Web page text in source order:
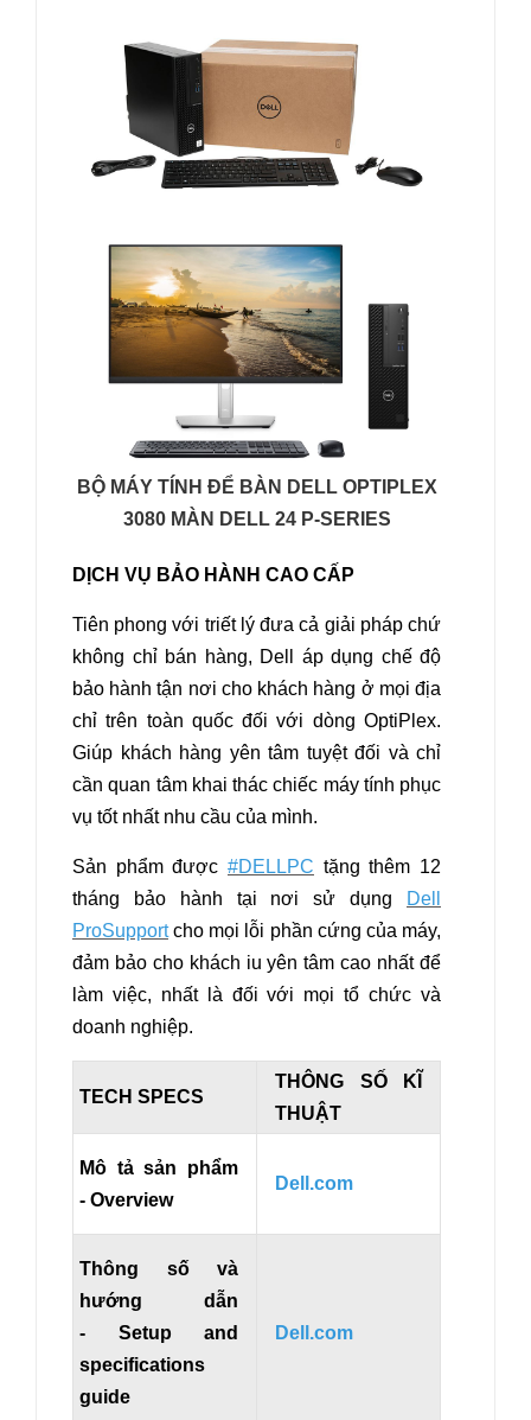
BỘ MÁY TÍNH ĐỂ BÀN DELL OPTIPLEX
3080 MÀN DELL 24 P-SERIES
DỊCH VỤ BẢO HÀNH CAO CẤP
Tiên phong với triết lý đưa cả giải pháp chứ
không chỉ bán hàng, Dell áp dụng chế độ
bảo hành tận nơi cho khách hàng ở mọi địa
chỉ trên toàn quốc đối với dòng OptiPlex.
Giúp khách hàng yên tâm tuyệt đối và chỉ
cần quan tâm khai thác chiếc máy tính phục
vụ tốt nhất nhu cầu của mình.
Sản phẩm được #DELLPC tặng thêm 12
tháng bảo hành tại nơi sử dụng
Dell
ProSupport cho mọi lỗi phần cứng của máy,
đảm bảo cho khách iu yên tâm cao nhất để
làm việc, nhất là đối với mọi tổ chức và
doanh nghiệp.
TECH SPECS
THÔNG SỐ KĨ
THUẬT
Mô tả sản phẩm
- Overview
Dell.com
Thông số và
hướng dẫn
- Setup and
specifications
guide
Dell.com